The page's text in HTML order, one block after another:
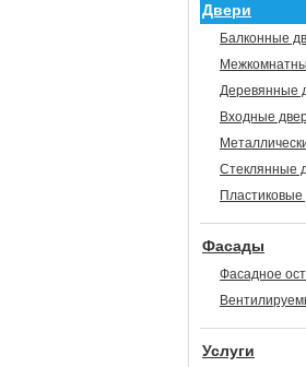
Двери
Балконные
Деревянные
Входные
Стеклянные
Пластиковые
Фасады
Фасадное
Услуги